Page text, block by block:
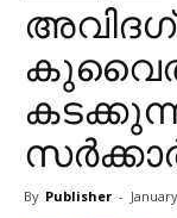
By Publisher -